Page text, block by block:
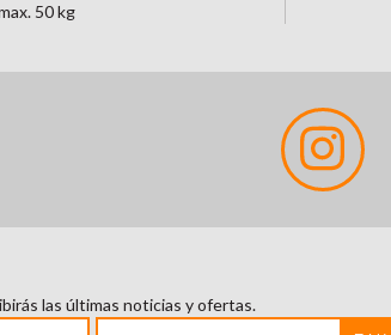
50 kg
las últimas noticias y ofertas.